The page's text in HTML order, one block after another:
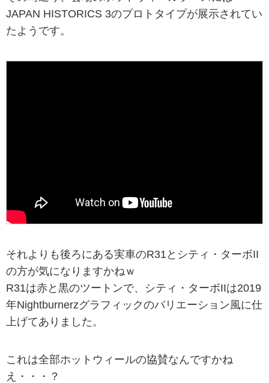
JAPAN HISTORICS 3のプロトタイプが展示されてい
たようです。
それよりも後ろにある実車のR31とシティ・ターボII
の方が気になりますかねｗ
R31は赤と黒のツートンで、シティ・ターボIIは2019
年Nightburnerzグラフィックのバリエーション風に仕
上げてありました。
これは全部ホットウィールの協賛なんですかね
え・・・？